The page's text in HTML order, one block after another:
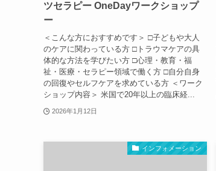
ツセラピー OneDayワークショップ
ー
＜こんな方におすすめです＞ □子どもや大人
のケアに関わっている方 □トラウマケアの具
体的な方法を学びたい方 □心理・教育・福
祉・医療・セラピー領域で働く方 □自分自身
の回復やセルフケアを求めている方 ＜ワーク
ショップ内容＞ 米国で20年以上の臨床経...
2026年1月12日
インフォメーション